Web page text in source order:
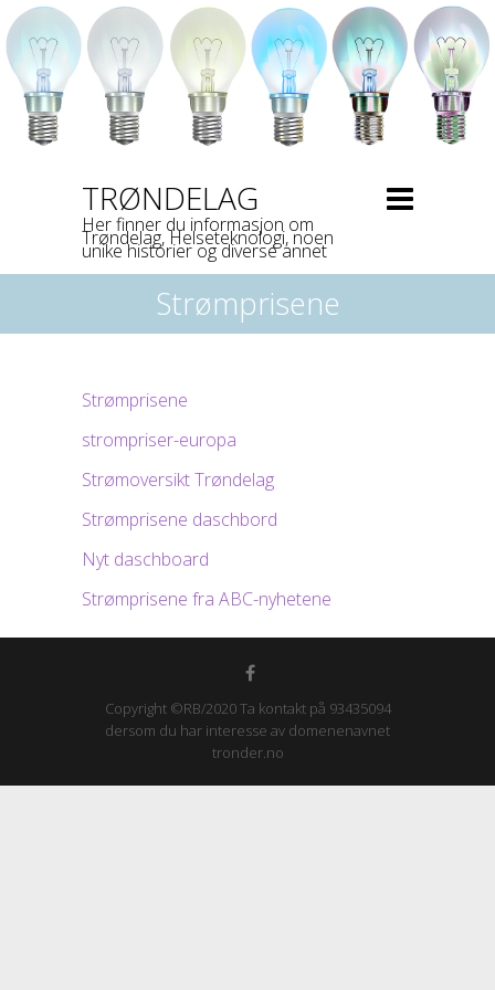
TRØNDELAG
Her finner du informasjon om
Trøndelag, Helseteknologi, noen
unike historier og diverse annet
Strømprisene
Strømprisene
strompriser-europa
Strømoversikt Trøndelag
Strømprisene daschbord
Nyt daschboard
Strømprisene fra ABC-nyhetene
Copyright ©RB/2020 Ta kontakt på 93435094
dersom du har interesse av domenenavnet
tronder.no